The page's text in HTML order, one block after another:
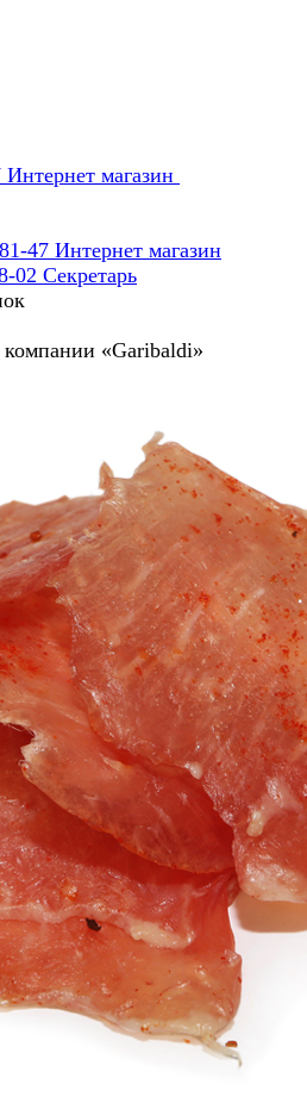
Интернет магазин
47 Интернет магазин
02 Секретарь
«Garibaldi»
СНЕКИ